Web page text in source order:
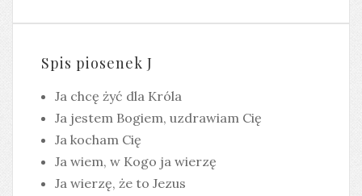
Spis piosenek J
Ja chcę żyć dla Króla
Ja jestem Bogiem, uzdrawiam Cię
Ja kocham Cię
Ja wiem, w Kogo ja wierzę
Ja wierzę, że to Jezus